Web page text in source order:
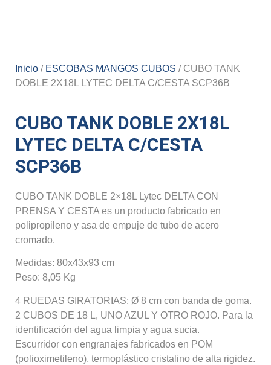
Inicio / ESCOBAS MANGOS CUBOS / CUBO TANK
DOBLE 2X18L LYTEC DELTA C/CESTA SCP36B
CUBO TANK DOBLE 2X18L
LYTEC DELTA C/CESTA
SCP36B
CUBO TANK DOBLE 2×18L Lytec DELTA CON
PRENSA Y CESTA es un producto fabricado en
polipropileno y asa de empuje de tubo de acero
cromado.
Medidas: 80x43x93 cm
Peso: 8,05 Kg
4 RUEDAS GIRATORIAS: Ø 8 cm con banda de goma.
2 CUBOS DE 18 L, UNO AZUL Y OTRO ROJO. Para la
identificación del agua limpia y agua sucia.
Escurridor con engranajes fabricados en POM
(polioximetileno), termoplástico cristalino de alta rigidez.